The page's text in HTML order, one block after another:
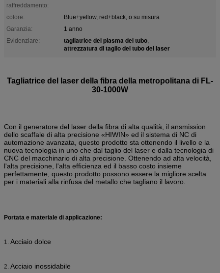
raffreddamento:
colore:
Blue+yellow, red+black, o su misura
Garanzia:
1 anno
Evidenziare:
tagliatrice del plasma del tubo,
attrezzatura di taglio del tubo del laser
Tagliatrice del laser della fibra della metropolitana di FL-
30-1000W
Con il generatore del laser della fibra di alta qualità, il ansmission
dello scaffale di alta precisione «HIWIN» ed il sistema di NC di
automazione avanzata, questo prodotto sta ottenendo il livello e la
nuova tecnologia in uno che dal taglio del laser e dalla tecnologia di
CNC del macchinario di alta precisione. Ottenendo ad alta velocità,
l'alta precisione, l'alta efficienza ed il basso costo insieme
perfettamente, questo prodotto possono essere la migliore scelta
per i materiali alla rinfusa del metallo che tagliano il lavoro.
Portata e materiale di applicazione:
1. Acciaio dolce
2. Acciaio inossidabile